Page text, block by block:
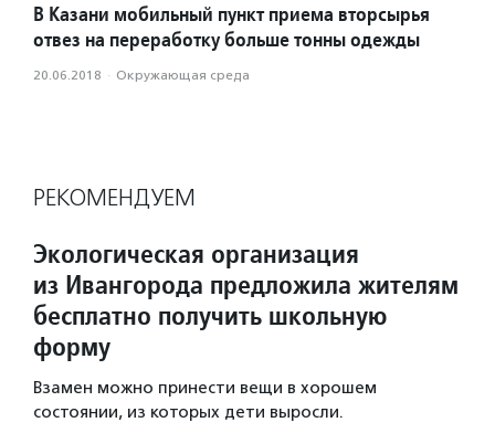
В Казани мобильный пункт приема вторсырья
отвез на переработку больше тонны одежды
20.06.2018 · Окружающая среда
РЕКОМЕНДУЕМ
Экологическая организация
из Ивангорода предложила жителям
бесплатно получить школьную
форму
Взамен можно принести вещи в хорошем
состоянии, из которых дети выросли.